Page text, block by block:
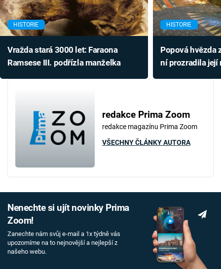
HISTORIE
Vražda stará 3000 let: Faraona
Ramsese III. podřízla manželka
HISTORIE
Popová hvězda
ní prozradila její
redakce Prima Zoom
redakce magazínu Prima Zoom
VŠECHNY ČLÁNKY AUTORA
Nenechte si ujít novinky Prima
Zoom!
Zanechte nám svůj e-mail a 1x týdně vás
upozorníme na to nejnovější a nejlepší z
našeho webu.